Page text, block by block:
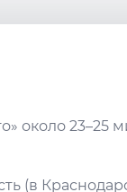
около
(в